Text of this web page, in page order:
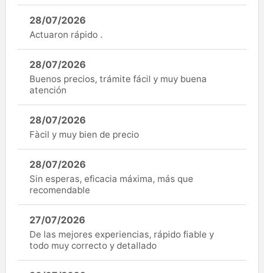
28/07/2026
Actuaron rápido .
28/07/2026
Buenos precios, trámite fácil y muy buena
atención
28/07/2026
Fàcil y muy bien de precio
28/07/2026
Sin esperas, eficacia máxima, más que
recomendable
27/07/2026
De las mejores experiencias, rápido fiable y
todo muy correcto y detallado